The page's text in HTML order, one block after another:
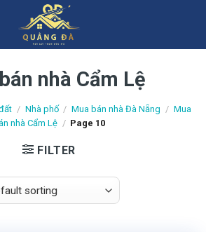
nhà Cẩm Lệ
/ Nhà phố / Mua bán nhà Đà Nẵng / Mua
nhà Cẩm Lệ / Page 10
FILTER